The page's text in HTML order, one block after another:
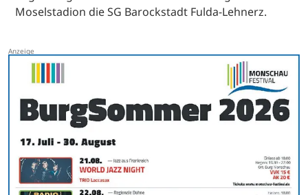
Moselstadion die SG Barockstadt Fulda-Lehnerz.